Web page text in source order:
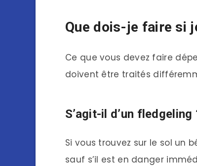
Que dois-je faire si
Ce que vous devez faire
doivent être traités
S’agit-il d’un fledgeling
Si vous trouvez sur le sol un
sauf s’il est en danger